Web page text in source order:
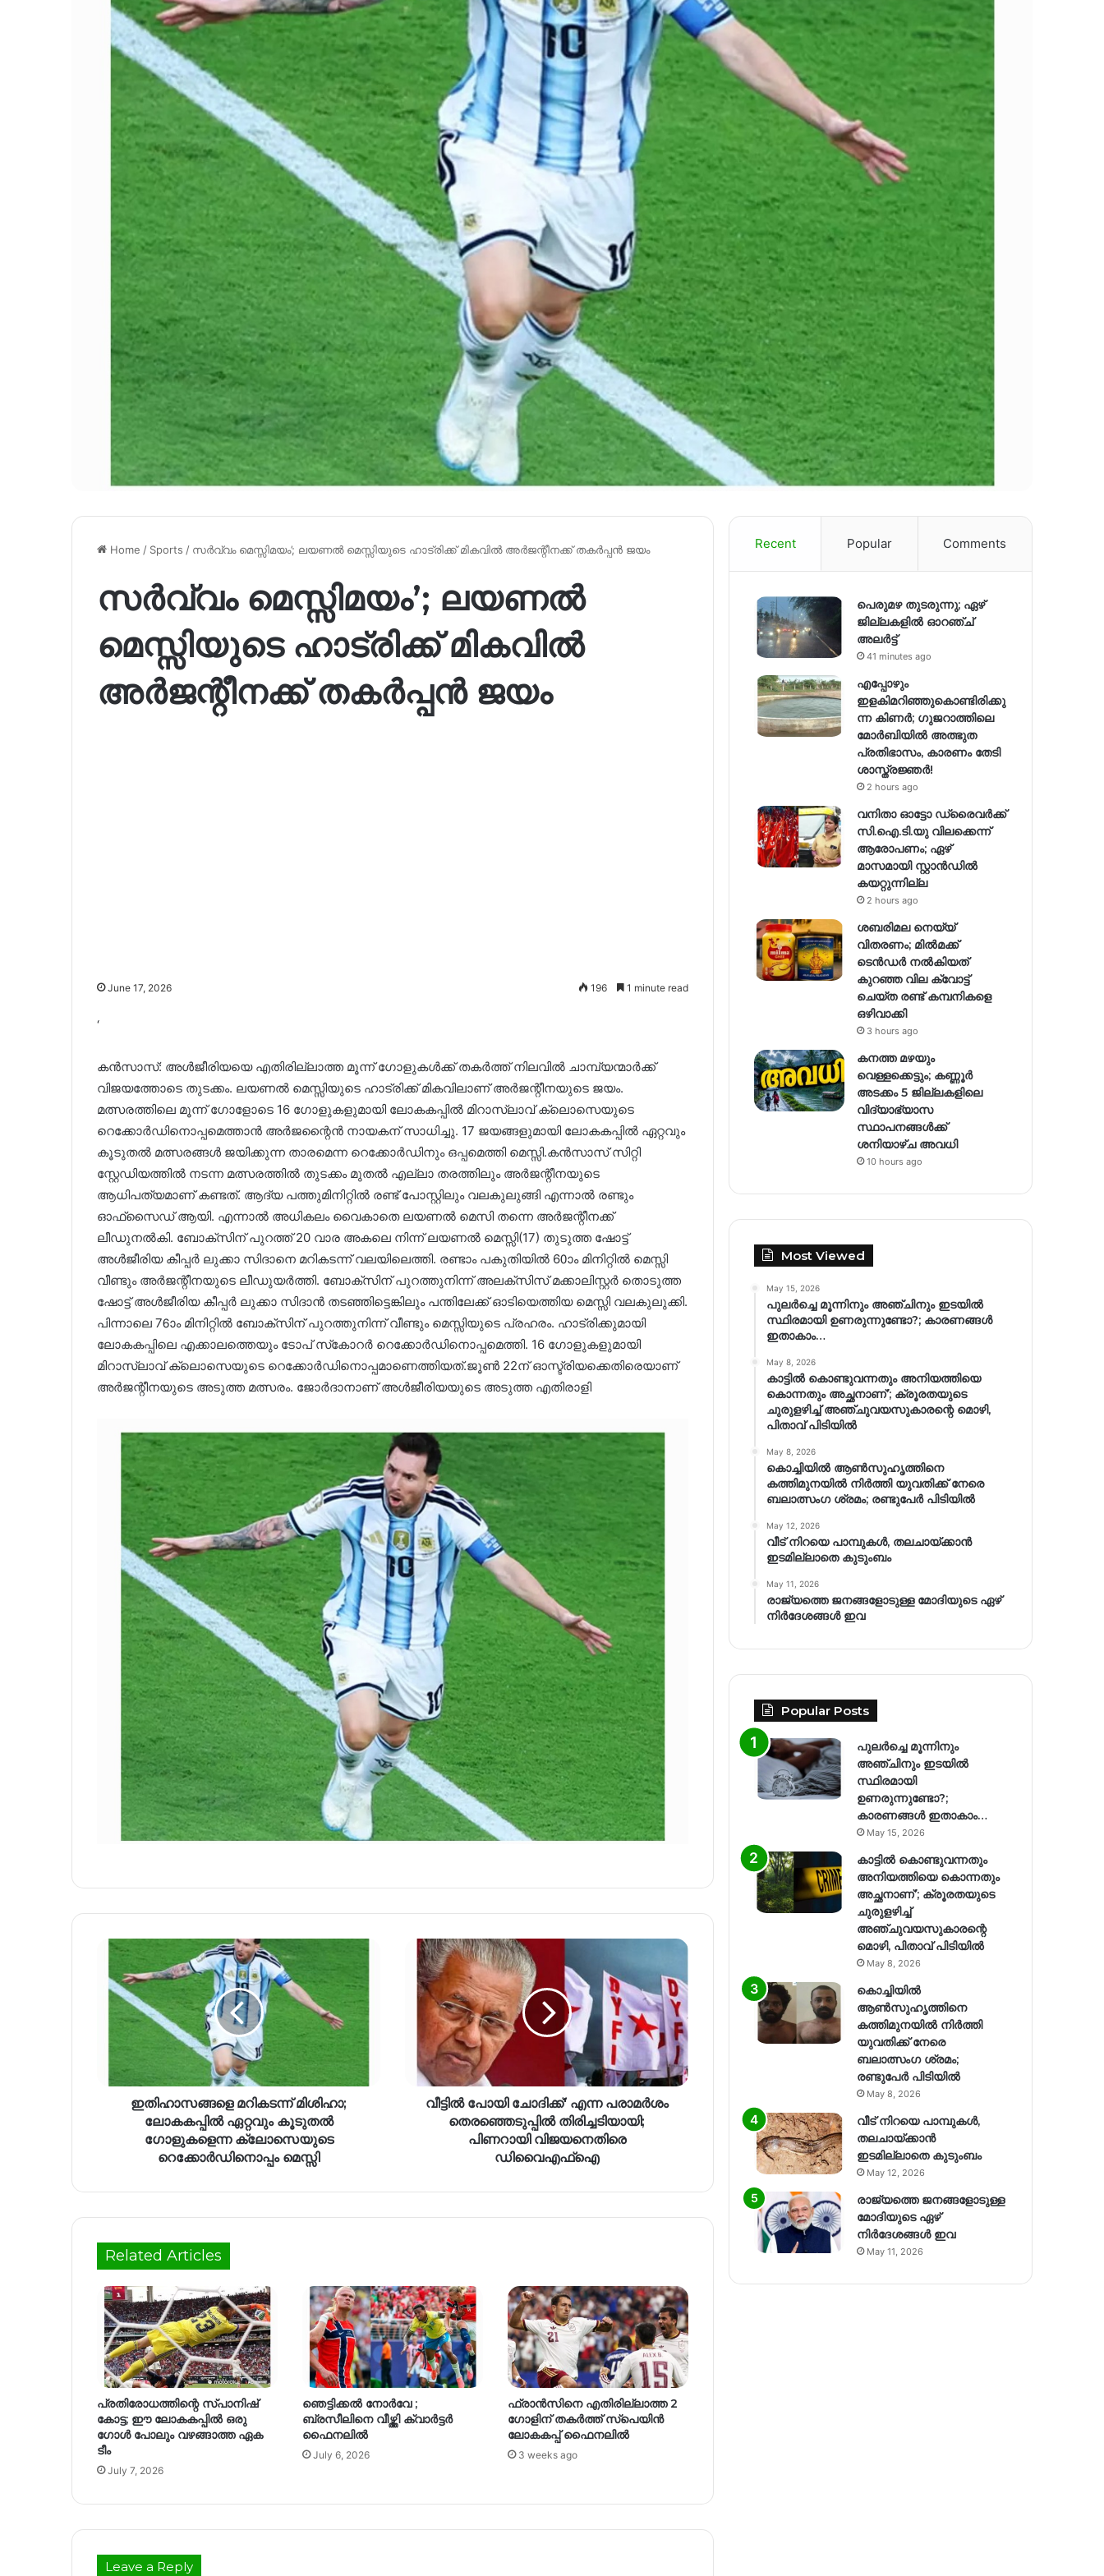
Home / Sports / സർവ്വം മെസ്സിമയം’; ലയണൽ മെസ്സിയുടെ ഹാട്രിക്ക് മികവിൽ അർജന്റീനക്ക് തകർപ്പൻ ജയം
സർവ്വം മെസ്സിമയം’; ലയണൽ
മെസ്സിയുടെ ഹാട്രിക്ക് മികവിൽ
അർജന്റീനക്ക് തകർപ്പൻ ജയം
June 17, 2026 196 1 minute read
‘
കൻസാസ്: അൾജീരിയയെ എതിരില്ലാത്ത മൂന്ന് ഗോളുകൾക്ക് തകർത്ത് നിലവിൽ ചാമ്പ്യന്മാർക്ക്
വിജയത്തോടെ തുടക്കം. ലയണൽ മെസ്സിയുടെ ഹാട്രിക്ക് മികവിലാണ് അർജന്റീനയുടെ ജയം.
മത്സരത്തിലെ മൂന്ന് ഗോളോടെ 16 ഗോളുകളുമായി ലോകകപ്പിൽ മിറാസ്‌ലാവ് ക്ലൊസെയുടെ
റെക്കോർഡിനൊപ്പമെത്താൻ അർജന്റൈൻ നായകന് സാധിച്ചു. 17 ജയങ്ങളുമായി ലോകകപ്പിൽ ഏറ്റവും
കൂടുതൽ മത്സരങ്ങൾ ജയിക്കുന്ന താരമെന്ന റെക്കോർഡിനും ഒപ്പമെത്തി മെസ്സി.കൻസാസ് സിറ്റി
സ്റ്റേഡിയത്തിൽ നടന്ന മത്സരത്തിൽ തുടക്കം മുതൽ എല്ലാ തരത്തിലും അർജന്റീനയുടെ
ആധിപത്യമാണ് കണ്ടത്. ആദ്യ പത്തുമിനിറ്റിൽ രണ്ട് പോസ്റ്റിലും വലകുലുങ്ങി എന്നാൽ രണ്ടും
ഓഫ്‌സൈഡ് ആയി. എന്നാൽ അധികലം വൈകാതെ ലയണൽ മെസി തന്നെ അർജന്റീനക്ക്
ലീഡുനൽകി. ബോക്സിന് പുറത്ത് 20 വാര അകലെ നിന്ന് ലയണൽ മെസ്സി(17) തുടുത്ത ഷോട്ട്
അൾജീരിയ കീപ്പർ ലുക്കാ സിദാനെ മറികടന്ന് വലയിലെത്തി. രണ്ടാം പകുതിയിൽ 60ാം മിനിറ്റിൽ മെസ്സി
വീണ്ടും അർജന്റീനയുടെ ലീഡുയർത്തി. ബോക്‌സിന് പുറത്തുനിന്ന് അലക്സിസ് മക്കാലിസ്റ്റർ തൊടുത്ത
ഷോട്ട് അൾജീരിയ കീപ്പർ ലുക്കാ സിദാൻ തടഞ്ഞിട്ടെങ്കിലും പന്തിലേക്ക് ഓടിയെത്തിയ മെസ്സി വലകുലുക്കി.
പിന്നാലെ 76ാം മിനിറ്റിൽ ബോക്‌സിന് പുറത്തുനിന്ന് വീണ്ടും മെസ്സിയുടെ പ്രഹരം. ഹാട്രിക്കുമായി
ലോകകപ്പിലെ എക്കാലത്തെയും ടോപ് സ്‌കോറർ റെക്കോർഡിനൊപ്പമെത്തി. 16 ഗോളുകളുമായി
മിറാസ്‌ലാവ് ക്ലൊസെയുടെ റെക്കോർഡിനൊപ്പമാണെത്തിയത്.ജൂൺ 22ന് ഓസ്ട്രിയക്കെതിരെയാണ്
അർജന്റീനയുടെ അടുത്ത മത്സരം. ജോർദാനാണ് അൾജീരിയയുടെ അടുത്ത എതിരാളി
ഇതിഹാസങ്ങളെ മറികടന്ന് മിശിഹാ;
ലോകകപ്പിൽ ഏറ്റവും കൂടുതൽ
ഗോളുകളെന്ന ക്ലോസെയുടെ
റെക്കോർഡിനൊപ്പം മെസ്സി
വീട്ടിൽ പോയി ചോദിക്ക്' എന്ന പരാമർശം
തെരഞ്ഞെടുപ്പിൽ തിരിച്ചടിയായി;
പിണറായി വിജയനെതിരെ
ഡിവൈഎഫ്ഐ
Related Articles
പ്രതിരോധത്തിന്റെ സ്പാനിഷ്
കോട്ട; ഈ ലോകകപ്പിൽ ഒരു
ഗോൾ പോലും വഴങ്ങാത്ത ഏക
ടീം
July 7, 2026
ഞെട്ടിക്കൽ നോർവേ ;
ബ്രസീലിനെ വീഴ്ത്തി ക്വാർട്ടർ
ഫൈനലിൽ
July 6, 2026
ഫ്രാൻസിനെ എതിരില്ലാത്ത 2
ഗോളിന് തകർത്ത് സ്പെയിൻ
ലോകകപ്പ് ഫൈനലിൽ
3 weeks ago
Leave a Reply
Recent Popular Comments
പെരുമഴ തുടരുന്നു; ഏഴ്
ജില്ലകളിൽ ഓറഞ്ച്
അലർട്ട്
41 minutes ago
എപ്പോഴും
ഇളകിമറിഞ്ഞുകൊണ്ടിരിക്കു
ന്ന കിണര്‍; ഗുജറാത്തിലെ
മോർബിയിൽ അത്ഭുത
പ്രതിഭാസം, കാരണം തേടി
ശാസ്ത്രജ്ഞർ!
2 hours ago
വനിതാ ഓട്ടോ ഡ്രൈവർക്ക്
സി.ഐ.ടി.യു വിലക്കെന്ന്
ആരോപണം; ഏഴ്
മാസമായി സ്റ്റാൻഡിൽ
കയറ്റുന്നില്ല
2 hours ago
ശബരിമല നെയ്യ്
വിതരണം; മിൽമക്ക്
ടെൻഡർ നൽകിയത്
കുറഞ്ഞ വില ക്വോട്ട്
ചെയ്ത രണ്ട് കമ്പനികളെ
ഒഴിവാക്കി
3 hours ago
കനത്ത മഴയും
വെള്ളക്കെട്ടും; കണ്ണൂർ
അടക്കം 5 ജില്ലകളിലെ
വിദ്യാഭ്യാസ
സ്ഥാപനങ്ങള്‍ക്ക്
ശനിയാഴ്ച അവധി
10 hours ago
Most Viewed
May 15, 2026
പുലർച്ചെ മൂന്നിനും അഞ്ചിനും ഇടയിൽ
സ്ഥിരമായി ഉണരുന്നുണ്ടോ?; കാരണങ്ങള്‍
ഇതാകാം…
May 8, 2026
കാട്ടിൽ കൊണ്ടുവന്നതും അനിയത്തിയെ
കൊന്നതും അച്ഛനാണ്’; ക്രൂരതയുടെ
ചുരുളഴിച്ച് അഞ്ചുവയസുകാരന്റെ മൊഴി,
പിതാവ് പിടിയിൽ
May 8, 2026
കൊച്ചിയിൽ ആൺസുഹൃത്തിനെ
കത്തിമുനയിൽ നിർത്തി യുവതിക്ക് നേരെ
ബലാത്സംഗ​ ശ്രമം; രണ്ടുപേർ പിടിയിൽ
May 12, 2026
വീട് നിറയെ പാമ്പുകൾ, തലചായ്ക്കാൻ
ഇടമില്ലാതെ കുടുംബം
May 11, 2026
രാജ്യത്തെ ജനങ്ങളോടുള്ള മോദിയുടെ ഏഴ്
നിര്‍ദേശങ്ങള്‍ ഇവ
Popular Posts
പുലർച്ചെ മൂന്നിനും
അഞ്ചിനും ഇടയിൽ
സ്ഥിരമായി
ഉണരുന്നുണ്ടോ?;
കാരണങ്ങള്‍ ഇതാകാം…
May 15, 2026
കാട്ടിൽ കൊണ്ടുവന്നതും
അനിയത്തിയെ കൊന്നതും
അച്ഛനാണ്’; ക്രൂരതയുടെ
ചുരുളഴിച്ച്
അഞ്ചുവയസുകാരന്റെ
മൊഴി, പിതാവ് പിടിയിൽ
May 8, 2026
കൊച്ചിയിൽ
ആൺസുഹൃത്തിനെ
കത്തിമുനയിൽ നിർത്തി
യുവതിക്ക് നേരെ
ബലാത്സംഗ​ ശ്രമം;
രണ്ടുപേർ പിടിയിൽ
May 8, 2026
വീട് നിറയെ പാമ്പുകൾ,
തലചായ്ക്കാൻ
ഇടമില്ലാതെ കുടുംബം
May 12, 2026
രാജ്യത്തെ ജനങ്ങളോടുള്ള
മോദിയുടെ ഏഴ്
നിര്‍ദേശങ്ങള്‍ ഇവ
May 11, 2026